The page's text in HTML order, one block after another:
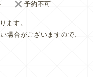
予約不可
ます。
合がございますので、